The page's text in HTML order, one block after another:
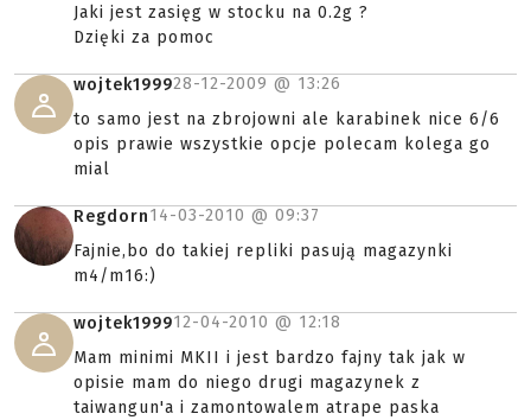
Jaki jest zasięg w stocku na 0.2g ?
Dzięki za pomoc
wojtek199928-12-2009 @ 13:26
to samo jest na zbrojowni ale karabinek nice 6/6
opis prawie wszystkie opcje polecam kolega go
mial
Regdorn14-03-2010 @ 09:37
Fajnie,bo do takiej repliki pasują magazynki
m4/m16:)
wojtek199912-04-2010 @ 12:18
Mam minimi MKII i jest bardzo fajny tak jak w
opisie mam do niego drugi magazynek z
taiwangun'a i zamontowalem atrape paska